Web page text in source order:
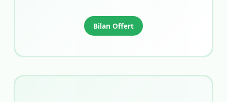
Bilan Offert